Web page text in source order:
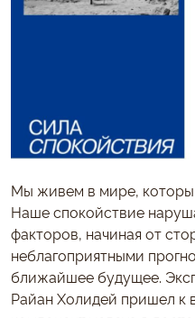
Мы живем в мире,
Наше спокойствие
факторов, начиная от
неблагоприятными
ближайшее будущее.
Райан Холидей пришел к